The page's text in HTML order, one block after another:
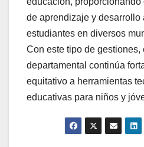
de aprendizaje y desarrollo
estudiantes en diversos
Con este tipo de gestiones,
departamental continúa
equitativo a herramientas
educativas para niños y